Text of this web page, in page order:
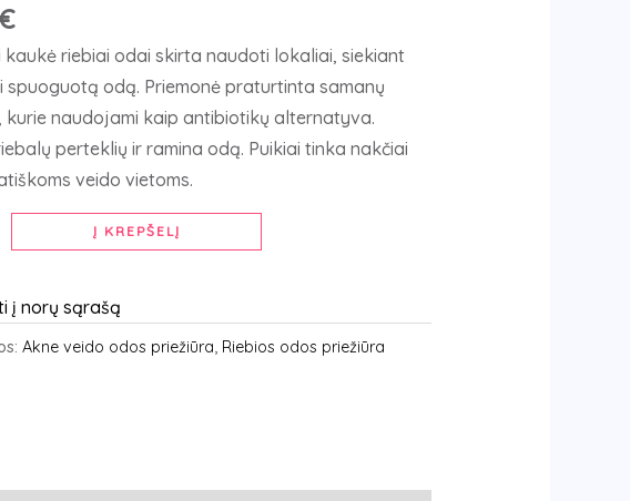
kaukė riebiai odai skirta naudoti lokaliai, siekiant
spuoguotą odą. Priemonė praturtinta samanų
kurie naudojami kaip antibiotikų alternatyva.
perteklių ir ramina odą. Puikiai tinka nakčiai
veido vietoms.
Į KREPŠELĮ
į norų sąrašą
Akne veido odos priežiūra, Riebios odos priežiūra